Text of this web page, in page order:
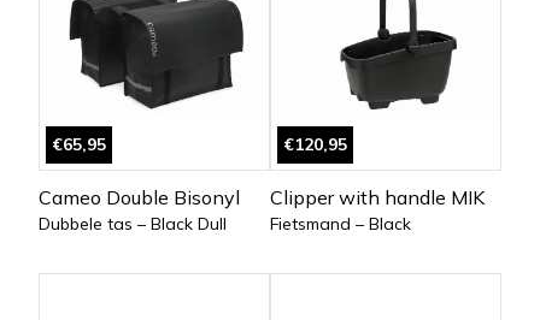
€65,95
Cameo Double Bisonyl
Dubbele tas – Black Dull
€120,95
Clipper with handle MIK
Fietsmand – Black